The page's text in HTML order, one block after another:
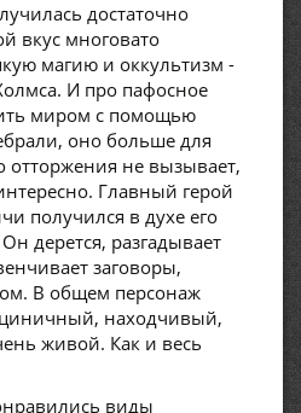
достаточно
вкус многовато
магию и оккультизм -
И про пафосное
миром с помощью
оно больше для
отторжения не вызывает,
Главный герой
получился в духе его
дерется, разгадывает
заговоры,
В общем персонаж
находчивый,
живой. Как и весь
виды